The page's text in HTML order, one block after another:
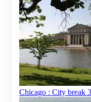
Chicago : City break